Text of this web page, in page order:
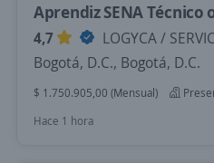
Aprendiz SENA Técnico
4,7
LOGYCA /
Bogotá, D.C., Bogotá, D.C.
$ 1.750.905,00 (Mensual)
Hace 1 hora